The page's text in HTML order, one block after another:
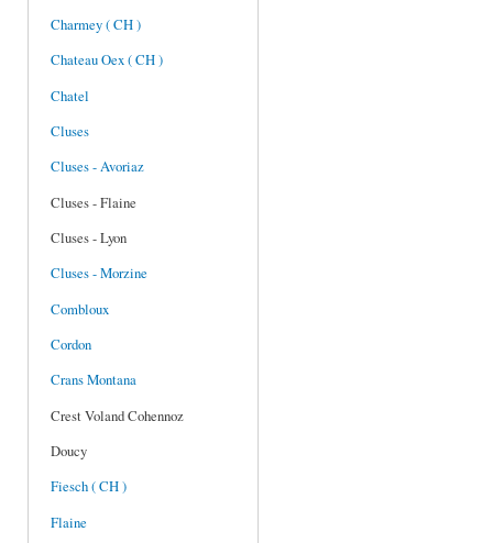
Charmey ( CH )
Chateau Oex ( CH )
Chatel
Cluses
Cluses - Avoriaz
Cluses - Flaine
Cluses - Lyon
Cluses - Morzine
Combloux
Cordon
Crans Montana
Crest Voland Cohennoz
Doucy
Fiesch ( CH )
Flaine